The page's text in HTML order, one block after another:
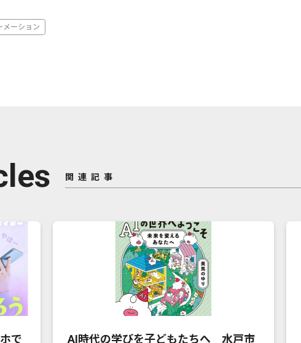
メーション
関連記事
で AI時代の学びを子どもたちへ 水戸市